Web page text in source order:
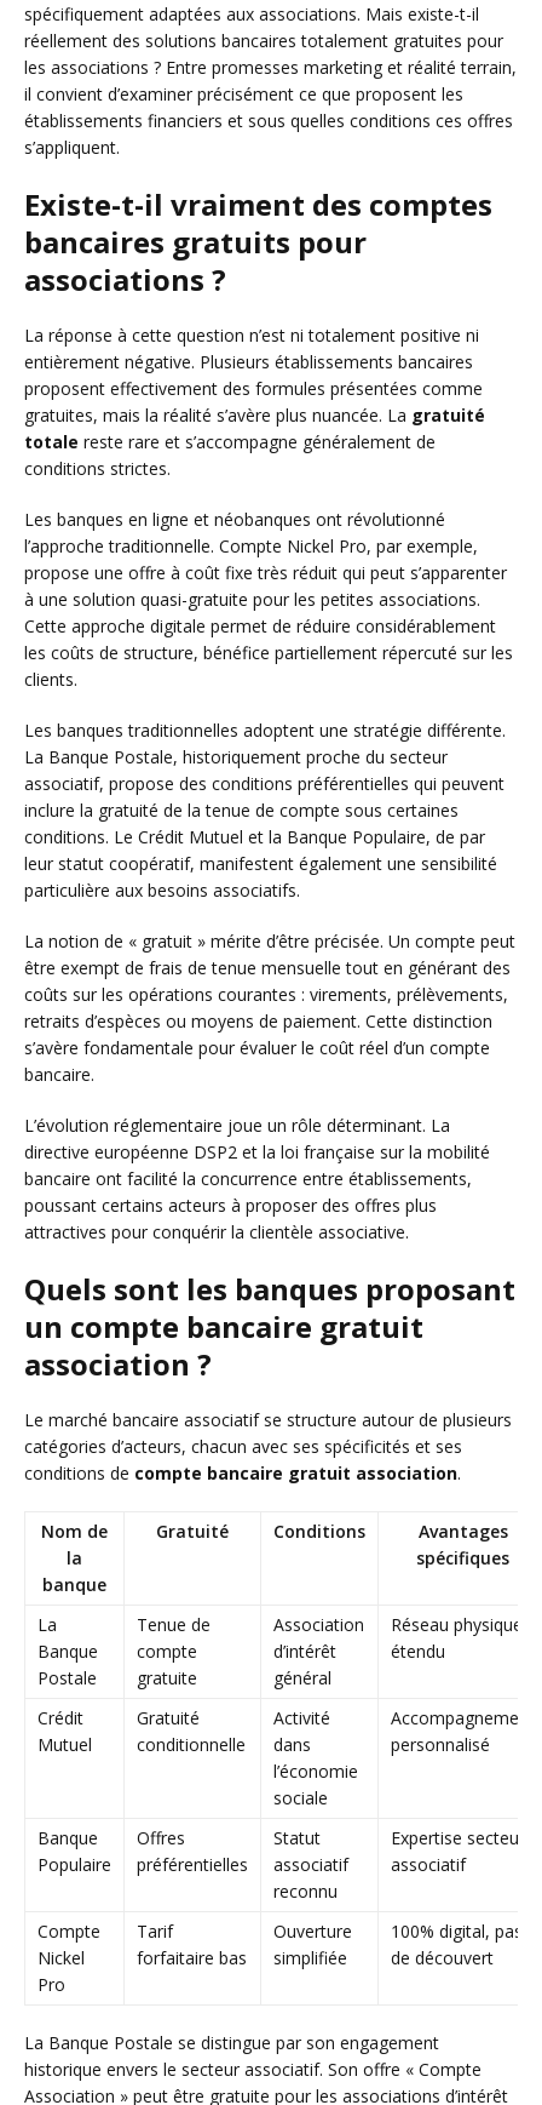
spécifiquement adaptées aux associations. Mais existe-t-il
réellement des solutions bancaires totalement gratuites pour
les associations ? Entre promesses marketing et réalité terrain,
il convient d’examiner précisément ce que proposent les
établissements financiers et sous quelles conditions ces offres
s’appliquent.
Existe-t-il vraiment des comptes
bancaires gratuits pour
associations ?
La réponse à cette question n’est ni totalement positive ni
entièrement négative. Plusieurs établissements bancaires
proposent effectivement des formules présentées comme
gratuites, mais la réalité s’avère plus nuancée. La gratuité
totale reste rare et s’accompagne généralement de
conditions strictes.
Les banques en ligne et néobanques ont révolutionné
l’approche traditionnelle. Compte Nickel Pro, par exemple,
propose une offre à coût fixe très réduit qui peut s’apparenter
à une solution quasi-gratuite pour les petites associations.
Cette approche digitale permet de réduire considérablement
les coûts de structure, bénéfice partiellement répercuté sur les
clients.
Les banques traditionnelles adoptent une stratégie différente.
La Banque Postale, historiquement proche du secteur
associatif, propose des conditions préférentielles qui peuvent
inclure la gratuité de la tenue de compte sous certaines
conditions. Le Crédit Mutuel et la Banque Populaire, de par
leur statut coopératif, manifestent également une sensibilité
particulière aux besoins associatifs.
La notion de « gratuit » mérite d’être précisée. Un compte peut
être exempt de frais de tenue mensuelle tout en générant des
coûts sur les opérations courantes : virements, prélèvements,
retraits d’espèces ou moyens de paiement. Cette distinction
s’avère fondamentale pour évaluer le coût réel d’un compte
bancaire.
L’évolution réglementaire joue un rôle déterminant. La
directive européenne DSP2 et la loi française sur la mobilité
bancaire ont facilité la concurrence entre établissements,
poussant certains acteurs à proposer des offres plus
attractives pour conquérir la clientèle associative.
Quels sont les banques proposant
un compte bancaire gratuit
association ?
Le marché bancaire associatif se structure autour de plusieurs
catégories d’acteurs, chacun avec ses spécificités et ses
conditions de compte bancaire gratuit association.
Nom de
la
banque
Gratuité Conditions
Avantages
spécifiques
La
Banque
Postale
Tenue de
compte
gratuite
Association
d’intérêt
général
Réseau physique
étendu
Crédit
Mutuel
Gratuité
conditionnelle
Activité
dans
l’économie
sociale
Accompagnement
personnalisé
Banque
Populaire
Offres
préférentielles
Statut
associatif
reconnu
Expertise secteur
associatif
Compte
Nickel
Pro
Tarif
forfaitaire bas
Ouverture
simplifiée
100% digital, pas
de découvert
La Banque Postale se distingue par son engagement
historique envers le secteur associatif. Son offre « Compte
Association » peut être gratuite pour les associations d’intérêt